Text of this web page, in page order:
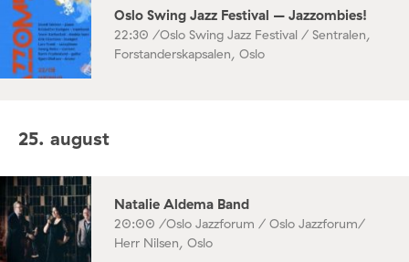
Oslo Swing Jazz Festival – Jazzombies!
22:30 /Oslo Swing Jazz Festival / Sentralen,
Forstanderskapsalen, Oslo
25. august
Natalie Aldema Band
20:00 /Oslo Jazzforum / Oslo Jazzforum/
Herr Nilsen, Oslo